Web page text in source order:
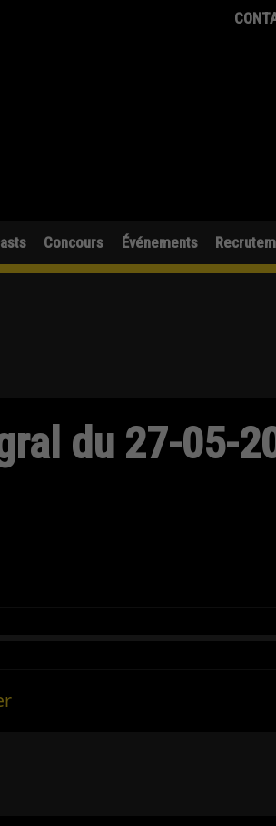
Concours Événements
du 27-05-